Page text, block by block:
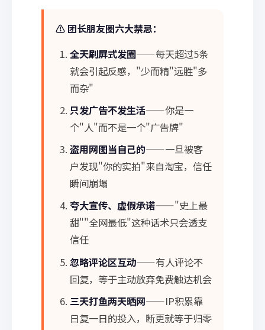
⚠️ 团长朋友圈六大禁忌：
全天刷屏式发圈——每天超过5条
就会引起反感，"少而精"远胜"多
而杂"
只发广告不发生活——你是一
个"人"而不是一个"广告牌"
盗用网图当自己的——一旦被客
户发现"你的实拍"来自淘宝，信任
瞬间崩塌
夸大宣传、虚假承诺——"史上最
甜""全网最低"这种话术只会透支
信任
忽略评论区互动——有人评论不
回复，等于主动放弃免费触达机会
三天打鱼两天晒网——IP积累靠
日复一日的投入，断更就等于归零